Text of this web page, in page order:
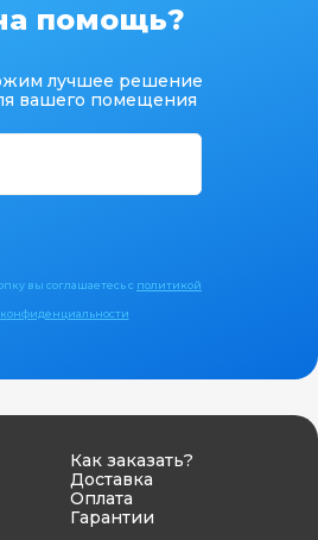
помощь?
лучшее решение
вашего помещения
вы соглашаетесь с политикой
конфиденциальности
Как заказать?
Доставка
Оплата
Гарантии